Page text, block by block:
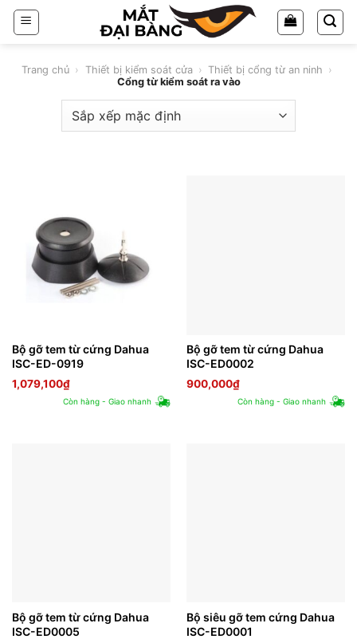
Chuyển
đến
dungTrang chủ › Thiết bị kiểm soát cửa › Thiết bị cổng từ an ninh ›
Cổng từ kiểm soát ra vào
Bộ gỡ tem từ cứng Dahua
ISC-ED-0919
1,079,100₫
Còn hàng - Giao nhanh
Bộ gỡ tem từ cứng Dahua
ISC-ED0002
900,000₫
Còn hàng - Giao nhanh
Bộ gỡ tem từ cứng Dahua
ISC-ED0005
Bộ siêu gỡ tem cứng Dahua
ISC-ED0001